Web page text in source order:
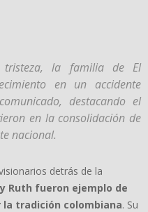
tristeza, la familia de El
en un accidente
destacando el
en la consolidación de
nacional.
detrás de la
Ruth fueron ejemplo de
tradición colombiana. Su